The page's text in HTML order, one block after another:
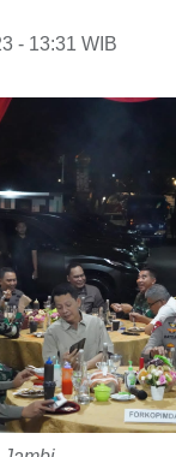
- 13:31 WIB